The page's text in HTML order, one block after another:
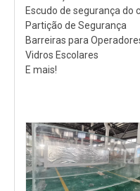
Escudo de segurança do
Partição de Segurança
Barreiras para
Vidros Escolares
E mais!